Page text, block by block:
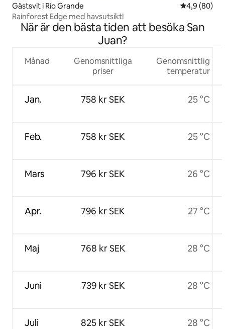
Gästsvit i Río Grande 4,9 av 5 i
4,9 (80)
Rainforest Edge med havsutsikt!
När är den bästa tiden att besöka San
Juan?
Månad
Jan.
Feb.
Mars
Apr.
Maj
Juni
Juli
Genomsnittliga
priser
758 kr SEK
758 kr SEK
796 kr SEK
796 kr SEK
768 kr SEK
739 kr SEK
825 kr SEK
Genomsnittlig
temperatur
25 °C
25 °C
26 °C
27 °C
28 °C
28 °C
28 °C